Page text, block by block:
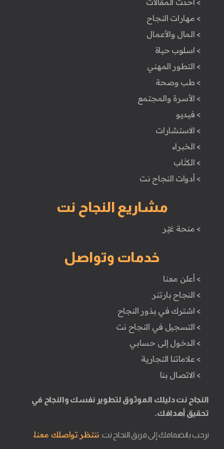
> أحدث المقالات
> مهارات النجاح
> المال والأعمال
> اسلوب حياة
> التطور المهني
> طب وصحة
> الأسرة والمجتمع
> فيديو
> الاستشارات
> الخبراء
> الكتَاب
> أدوات النجاح نت
مشاريع النجاح نت
> منحة غيّر
خدمات وتواصل
> أعلن معنا
> النجاح بارتنر
> اشترك في بذور النجاح
> التسجيل في النجاح نت
> الدخول إلى حسابي
> علاماتنا التجارية
> الاتصال بنا
النجاح نت دليلك الموثوق لتطوير نفسك والنجاح في
تحقيق أهدافك.
نرحب بانضمامك إلى فريق النجاح نت. ننتظر تواصلك معنا.